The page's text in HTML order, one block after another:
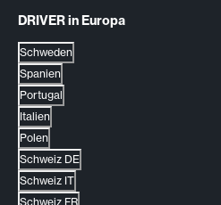
DRIVER in Europa
Schweden
Spanien
Portugal
Italien
Polen
Schweiz DE
Schweiz IT
Schweiz FR